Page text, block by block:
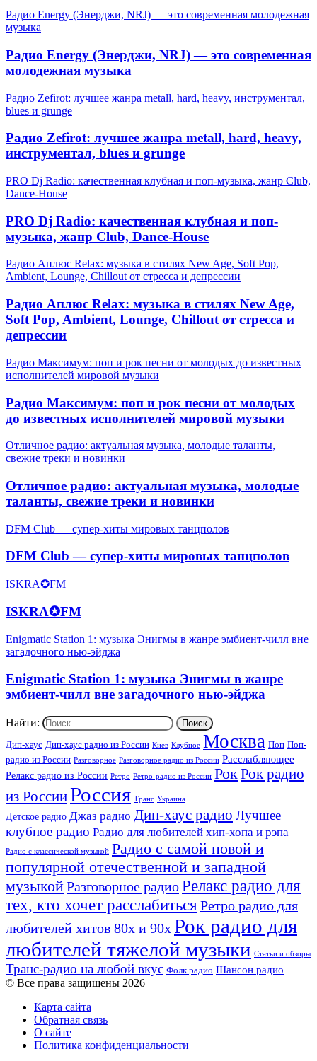
Радио Energy (Энерджи, NRJ) — это современная молодежная
музыка
Радио Energy (Энерджи, NRJ) — это современная
молодежная музыка
Радио Zefirot: лучшее жанра metall, hard, heavy, инструментал,
blues и grunge
Радио Zefirot: лучшее жанра metall, hard, heavy,
инструментал, blues и grunge
PRO Dj Radio: качественная клубная и поп-музыка, жанр Club,
Dance-House
PRO Dj Radio: качественная клубная и поп-
музыка, жанр Club, Dance-House
Радио Аплюс Relax: музыка в стилях New Age, Soft Pop,
Ambient, Lounge, Chillout от стресса и депрессии
Радио Аплюс Relax: музыка в стилях New Age,
Soft Pop, Ambient, Lounge, Chillout от стресса и
депрессии
Радио Максимум: поп и рок песни от молодых до известных
исполнителей мировой музыки
Радио Максимум: поп и рок песни от молодых
до известных исполнителей мировой музыки
Отличное радио: актуальная музыка, молодые таланты,
свежие треки и новинки
Отличное радио: актуальная музыка, молодые
таланты, свежие треки и новинки
DFM Club — супер-хиты мировых танцполов
DFM Club — супер-хиты мировых танцполов
ISKRA✪FM
ISKRA✪FM
Enigmatic Station 1: музыка Энигмы в жанре эмбиент-чилл вне
загадочного нью-эйджа
Enigmatic Station 1: музыка Энигмы в жанре
эмбиент-чилл вне загадочного нью-эйджа
Найти:
Дип-хаус Дип-хаус радио из России Киев Клубное Москва Поп Поп-
радио из России Разговорное Разговорное радио из России Расслабляющее
Релакс радио из России Ретро Ретро-радио из России РокРок радио
из РоссииРоссия Транс Украина
Детское радио Джаз радио Дип-хаус радио Лучшее
клубное радио Радио для любителей хип-хопа и рэпа
Радио с классической музыкой Радио с самой новой и
популярной отечественной и западной
музыкойРазговорное радиоРелакс радио для
тех, кто хочет расслабиться Ретро радио для
любителей хитов 80х и 90хРок радио для
любителей тяжелой музыки Статьи и обзоры
Транс-радио на любой вкус Фолк радио Шансон радио
© Все права защищены 2026
Карта сайта
Обратная связь
О сайте
Политика конфиденциальности